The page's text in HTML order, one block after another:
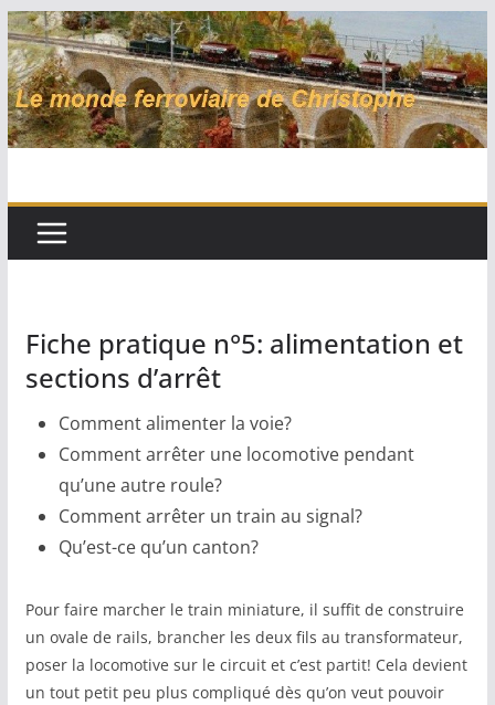
Passer
au
contenu
Fiche pratique n°5: alimentation et
sections d’arrêt
Comment alimenter la voie?
Comment arrêter une locomotive pendant
qu’une autre roule?
Comment arrêter un train au signal?
Qu’est-ce qu’un canton?
Pour faire marcher le train miniature, il suffit de construire
un ovale de rails, brancher les deux fils au transformateur,
poser la locomotive sur le circuit et c’est partit! Cela devient
un tout petit peu plus compliqué dès qu’on veut pouvoir